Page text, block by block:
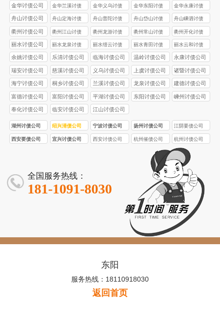
公司
公司
公司
公司
金华讨债公司
金华兰溪讨债
公司
金华义乌讨债
公司
金华东阳讨债
公司
金华永康讨债
公司
舟山讨债公司
舟山定海讨债
公司
舟山普陀讨债
公司
舟山岱山讨债
公司
舟山嵊泗讨债
公司
衢州讨债公司
衢州江山讨债
公司
衢州龙游讨债
公司
衢州常山讨债
公司
衢州开化讨债
公司
丽水讨债公司
丽水龙泉讨债
公司
丽水缙云讨债
公司
丽水青田讨债
公司
丽水云和讨债
公司
余姚讨债公司 乐清讨债公司 临海讨债公司 温岭讨债公司 永康讨债公司
瑞安讨债公司 慈溪讨债公司 义乌讨债公司 上虞讨债公司 诸暨讨债公司
海宁讨债公司 桐乡讨债公司 兰溪讨债公司 龙泉讨债公司 建德讨债公司
富德讨债公司 富阳讨债公司 平湖讨债公司 东阳讨债公司 嵊州讨债公司
奉化讨债公司 临安讨债公司 江山讨债公司
湖州讨债公司 绍兴清债公司 宁波讨债公司 扬州讨债公司 江阴要债公司
西安要债公司 宜兴讨债公司 西安讨债公司 杭州催债公司 杭州讨债公司
全国服务热线：
181-1091-8030
东阳
服务热线：18110918030
返回首页